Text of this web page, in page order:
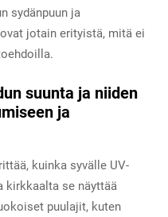
sydänpuun ja
jotain erityistä, mitä ei
suunta ja niiden
ja
kuinka syvälle UV-
kirkkaalta se näyttää
puulajit, kuten